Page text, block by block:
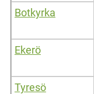
Botkyrka
Ekerö
Tyresö